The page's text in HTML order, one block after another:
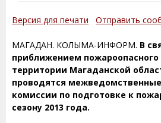
Версия для печати Отправить
МАГАДАН. КОЛЫМА-ИНФОРМ. В
приближением пожароопасного
территории Магаданской
проводятся
комиссии по подготовке к
сезону 2013 года.